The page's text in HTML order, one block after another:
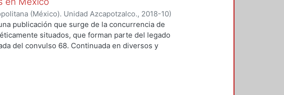
(México). Unidad Azcapotzalco., 2018-10)
Pedroza, Verónica;Lizarazo Arias, Diego;Pérez
Alberto;Quiroz Trejo, Jose Othon;Aquino
;Moreno Corso, Alejandro;Hijar Gonzalez, Cristina
publicación que surge de la concurrencia de
situados, que forman parte del legado
del convulso 68. Continuada en diversos y